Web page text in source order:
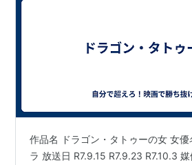
作品名 ドラゴン・タトゥーの女 女
ラ 放送日 R7.9.15 R7.9.23 R7.10.3